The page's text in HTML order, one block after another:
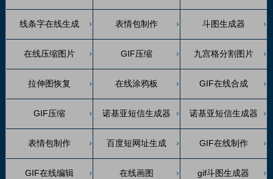
线条字在线生成 表情包制作 斗图生成器
在线压缩图片 GIF压缩 九宫格分割图片
拉伸图恢复 在线涂鸦板 GIF在线合成
GIF压缩 诺基亚短信生成器 诺基亚短信生成器
表情包制作 百度短网址生成 GIF在线制作
GIF在线编辑 在线画图 gif斗图生成器